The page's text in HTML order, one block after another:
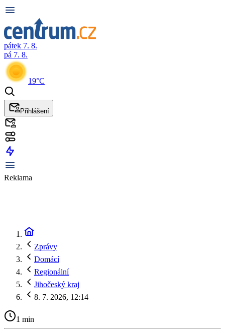
pátek 7. 8.
pá 7. 8.
19°C
Přihlášení
Reklama
Zprávy
Domácí
Regionální
Jihočeský kraj
8. 7. 2026, 12:14
1 min